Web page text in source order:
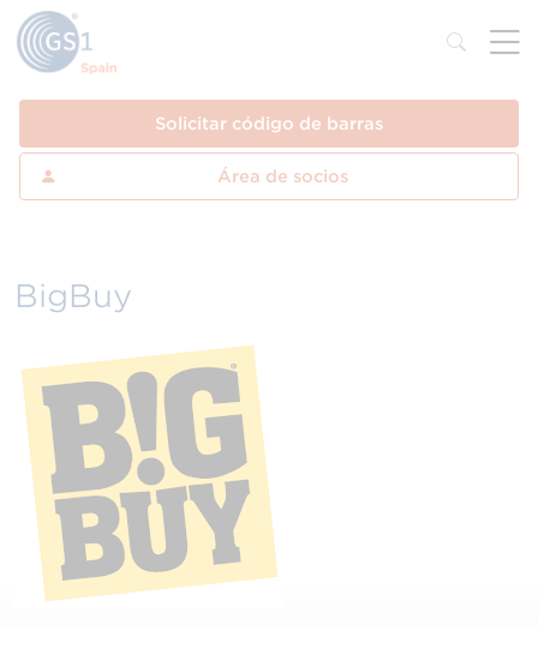
Solicitar código de barras
Área de socios
BigBuy